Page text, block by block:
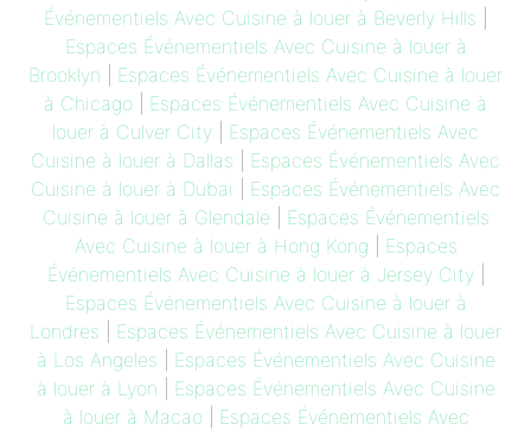
Événementiels Avec Cuisine à louer à Beverly Hills
Espaces Événementiels Avec Cuisine à louer à
Brooklyn
Espaces Événementiels Avec Cuisine à louer
à Chicago
Espaces Événementiels Avec Cuisine à
louer à Culver City
Espaces Événementiels Avec
Cuisine à louer à Dallas
Espaces Événementiels Avec
Cuisine à louer à Dubai
Espaces Événementiels Avec
Cuisine à louer à Glendale
Espaces Événementiels
Avec Cuisine à louer à Hong Kong
Espaces
Événementiels Avec Cuisine à louer à Jersey City|
Espaces Événementiels Avec Cuisine à louer à
Londres
Espaces Événementiels Avec Cuisine à louer
à Los Angeles
Espaces Événementiels Avec Cuisine
à louer à Lyon
Espaces Événementiels Avec Cuisine
à louer à Macao| Espaces Événementiels Avec